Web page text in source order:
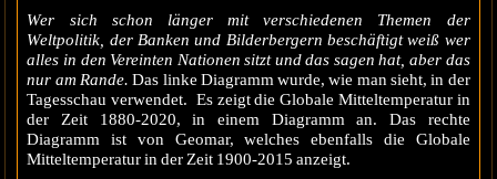
Wer sich schon länger mit verschiedenen Themen der
Weltpolitik, der Banken und Bilderbergern beschäftigt weiß wer
alles in den Vereinten Nationen sitzt und das sagen hat, aber das
nur am Rande. Das linke Diagramm wurde, wie man sieht, in der
Tagesschau verwendet. Es zeigt die Globale Mitteltemperatur in
der Zeit 1880-2020, in einem Diagramm an. Das rechte
Diagramm ist von Geomar, welches ebenfalls die Globale
Mitteltemperatur in der Zeit 1900-2015 anzeigt.